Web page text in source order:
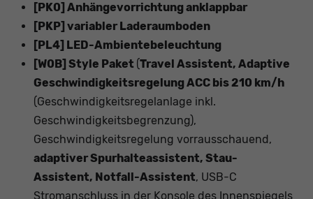
[PK0] Anhängevorrichtung anklappbar
[PKP] variabler Laderaumboden
[PL4] LED-Ambientebeleuchtung
[W0B] Style Paket (Travel Assistent, Adaptive
Geschwindigkeitsregelung ACC bis 210 km/h
(Geschwindigkeitsregelanlage inkl.
Geschwindigkeitsbegrenzung),
Geschwindigkeitsregelung vorrausschauend,
adaptiver Spurhalteassistent, Stau-
Assistent, Notfall-Assistent, USB-C
Stromanschluss in der Konsole des Innenspiegels